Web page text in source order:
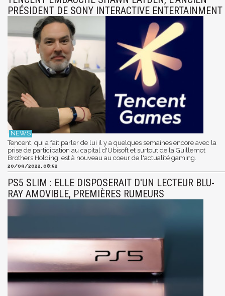
PRÉSIDENT DE SONY INTERACTIVE ENTERTAINMENT
Tencent, qui a fait parler de lui il y a quelques semaines encore avec la
prise de participation au capital d'Ubisoft et surtout de la Guillemot
Brothers Holding, est à nouveau au coeur de l'actualité gaming.
20/09/2022, 08:52
PS5 SLIM : ELLE DISPOSERAIT D'UN LECTEUR BLU-
RAY AMOVIBLE, PREMIÈRES RUMEURS